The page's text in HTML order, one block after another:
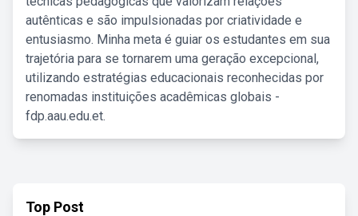
autênticas e são impulsionadas por criatividade e
entusiasmo. Minha meta é guiar os estudantes em sua
trajetória para se tornarem uma geração excepcional,
utilizando estratégias educacionais reconhecidas por
renomadas instituições acadêmicas globais -
fdp.aau.edu.et.
Top Post